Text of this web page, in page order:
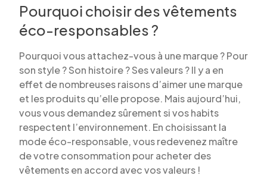
Pourquoi choisir des vêtements
éco-responsables ?
Pourquoi vous attachez-vous à une marque ? Pour
son style ? Son histoire ? Ses valeurs ? Il y a en
effet de nombreuses raisons d’aimer une marque
et les produits qu’elle propose. Mais aujourd’hui,
vous vous demandez sûrement si vos habits
respectent l’environnement. En choisissant la
mode éco-responsable, vous redevenez maître
de votre consommation pour acheter des
vêtements en accord avec vos valeurs !